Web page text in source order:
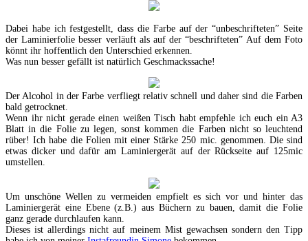
Dabei habe ich festgestellt, dass die Farbe auf der “unbeschrifteten” Seite
der Laminierfolie besser verläuft als auf der “beschrifteten” Auf dem Foto
könnt ihr hoffentlich den Unterschied erkennen.
Was nun besser gefällt ist natürlich Geschmackssache!
Der Alcohol in der Farbe verfliegt relativ schnell und daher sind die Farben
bald getrocknet.
Wenn ihr nicht gerade einen weißen Tisch habt empfehle ich euch ein A3
Blatt in die Folie zu legen, sonst kommen die Farben nicht so leuchtend
rüber! Ich habe die Folien mit einer Stärke 250 mic. genommen. Die sind
etwas dicker und dafür am Laminiergerät auf der Rückseite auf 125mic
umstellen.
Um unschöne Wellen zu vermeiden empfielt es sich vor und hinter das
Laminiergerät eine Ebene (z.B.) aus Büchern zu bauen, damit die Folie
ganz gerade durchlaufen kann.
Dieses ist allerdings nicht auf meinem Mist gewachsen sondern den Tipp